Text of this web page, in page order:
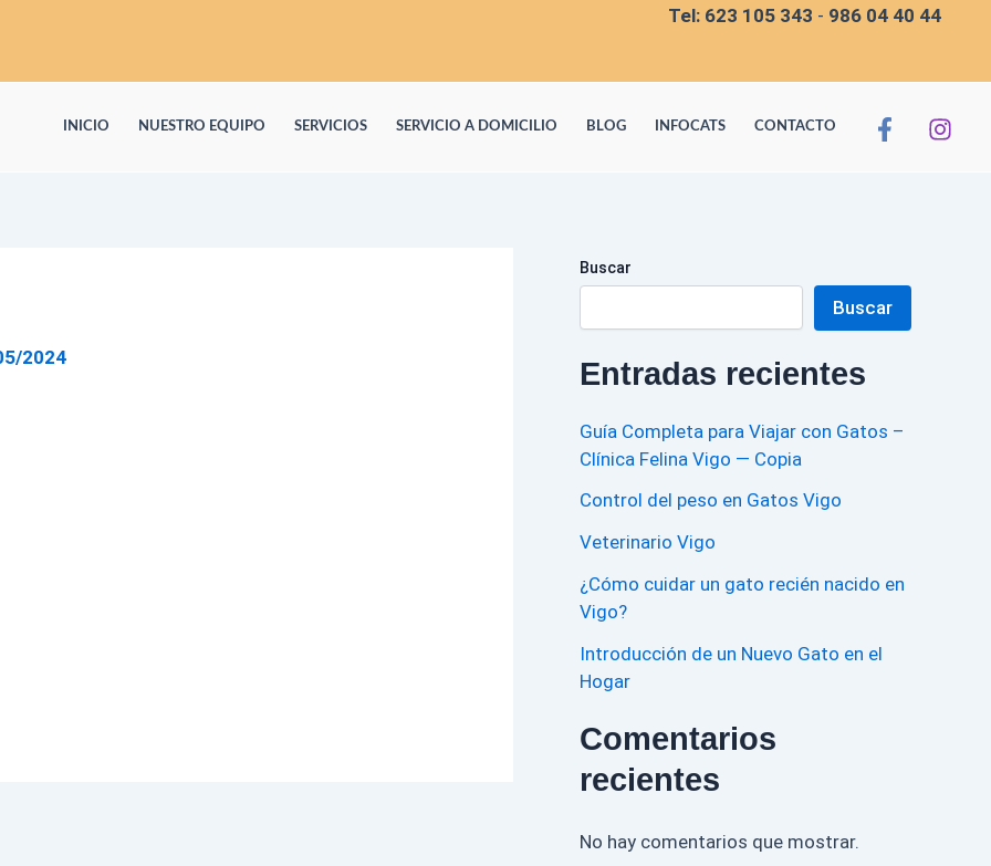
Tel: 623 105 343 - 986 04 40 44
INICIO NUESTRO EQUIPO SERVICIOS SERVICIO A DOMICILIO BLOG INFOCATS CONTACTO
2024
Buscar
Buscar
Entradas recientes
Guía Completa para Viajar con Gatos –
Clínica Felina Vigo — Copia
Control del peso en Gatos Vigo
Veterinario Vigo
¿Cómo cuidar un gato recién nacido en
Vigo?
Introducción de un Nuevo Gato en el
Hogar
Comentarios
recientes
No hay comentarios que mostrar.